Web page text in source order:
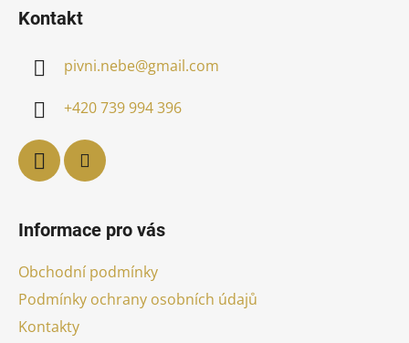
Kontakt
pivni.nebe@gmail.com
+420 739 994 396
Informace pro vás
Obchodní podmínky
Podmínky ochrany osobních údajů
Kontakty